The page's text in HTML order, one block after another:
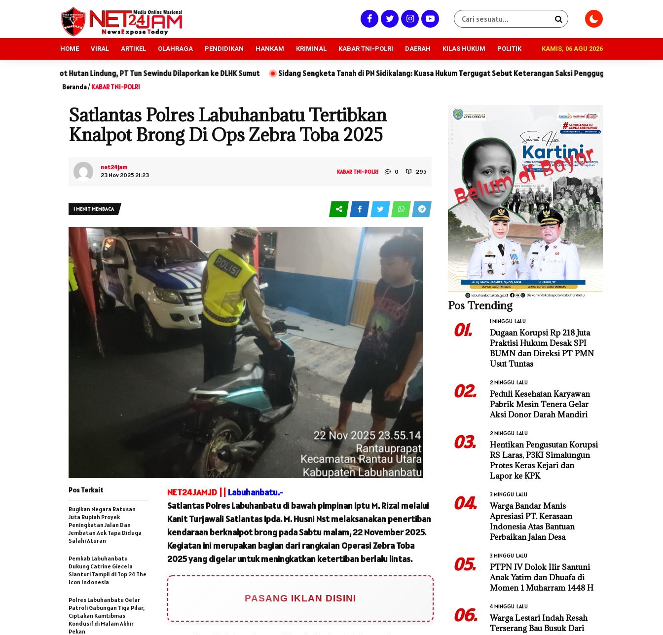
HOME VIRAL ARTIKEL OLAHRAGA PENDIDIKAN HANKAM KRIMINAL KABAR TNI-POLRI DAERAH KILAS HUKUM POLITIK KAMIS, 06 AGU 2026
PT Tun Sewindu Dilaporkan ke DLHK Sumut Sidang Sengketa Tanah di PN Sidikalang: Kuasa Hukum Tergugat Sebut Keterangan Saksi Penggugat Tidak Konsisten dan Penuh Kontradiksi
Beranda/KABAR TNI-POLRI
Satlantas Polres Labuhanbatu Tertibkan
Knalpot Brong Di Ops Zebra Toba 2025
net24jam
23 Nov 2025 21:23
KABAR TNI-POLRI 0 295
1 MENIT MEMBACA
NET24JAM.ID ||
Labuhanbatu.-
Satlantas Polres Labuhanbatu di bawah pimpinan Iptu M. Rizal melalui
Kanit Turjawali Satlantas Ipda. M. Husni Nst melaksanakan penertiban
kendaraan berknalpot brong pada Sabtu malam, 22 November 2025.
Kegiatan ini merupakan bagian dari rangkaian Operasi Zebra Toba
2025 yang digelar untuk meningkatkan ketertiban berlalu lintas.
PASANG IKLAN DISINI
Pos Terkait
Rugikan Negara Ratusan
Juta Rupiah Proyek
Peningkatan Jalan Dan
Jembatan Aek Tapa Diduga
Salahi Aturan
Pemkab Labuhanbatu
Dukung Catrine Giecela
Sianturi Tampil di Top 24 The
Icon Indonesia
Polres Labuhanbatu Gelar
Patroli Gabungan Tiga Pilar,
Ciptakan Kamtibmas
Kondusif di Malam Akhir
Pekan
Pos Trending
01. 1 MINGGU LALU
Dugaan Korupsi Rp 218 Juta
Praktisi Hukum Desak SPI
BUMN dan Direksi PT PMN
Usut Tuntas
02. 2 MINGGU LALU
Peduli Kesehatan Karyawan
Pabrik Mesin Tenera Gelar
Aksi Donor Darah Mandiri
03. 2 MINGGU LALU
Hentikan Pengusutan Korupsi
RS Laras, P3KI Simalungun
Protes Keras Kejari dan
Lapor ke KPK
04. 3 MINGGU LALU
Warga Bandar Manis
Apresiasi PT. Kerasaan
Indonesia Atas Bantuan
Perbaikan Jalan Desa
05. 3 MINGGU LALU
PTPN IV Dolok Ilir Santuni
Anak Yatim dan Dhuafa di
Momen 1 Muharram 1448 H
06. 4 MINGGU LALU
Warga Lestari Indah Resah
Terserang Bau Busuk Dari